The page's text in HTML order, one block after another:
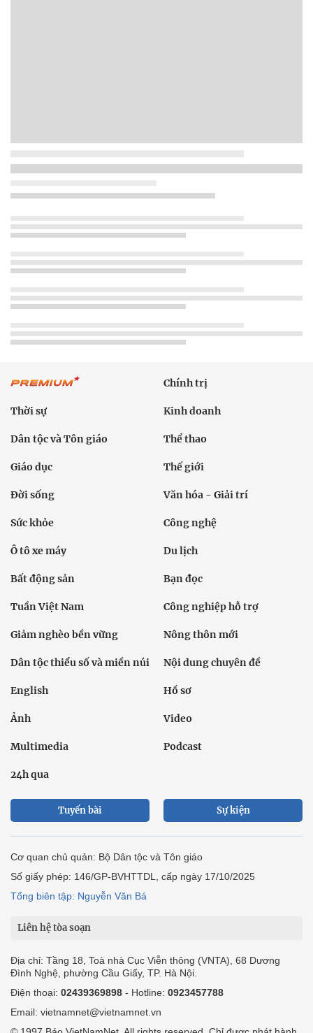
Chính trị
Thời sự Kinh doanh
Dân tộc và Tôn giáo Thể thao
Giáo dục Thế giới
Đời sống Văn hóa - Giải trí
Sức khỏe Công nghệ
Ô tô xe máy Du lịch
Bất động sản Bạn đọc
Tuần Việt Nam Công nghiệp hỗ trợ
Giảm nghèo bền vững Nông thôn mới
Dân tộc thiểu số và miền núi Nội dung chuyên đề
English Hồ sơ
Ảnh Video
Multimedia Podcast
24h qua
Tuyến bài Sự kiện
Cơ quan chủ quản: Bộ Dân tộc và Tôn giáo
Số giấy phép: 146/GP-BVHTTDL, cấp ngày 17/10/2025
Tổng biên tập: Nguyễn Văn Bá
Liên hệ tòa soạn
Địa chỉ: Tầng 18, Toà nhà Cục Viễn thông (VNTA), 68 Dương
Đình Nghệ, phường Cầu Giấy, TP. Hà Nội.
Điện thoại: 02439369898 - Hotline: 0923457788
Email: vietnamnet@vietnamnet.vn